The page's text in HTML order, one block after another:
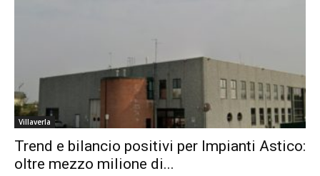
Villaverla
Trend e bilancio positivi per Impianti Astico:
oltre mezzo milione di...